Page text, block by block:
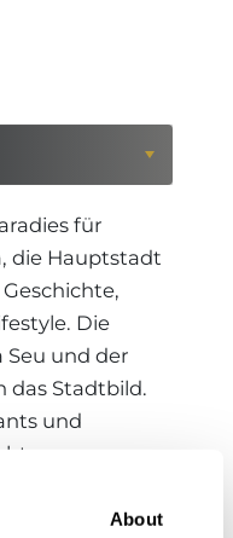
About
für
die Hauptstadt
Die
Seu und der
das Stadtbild.
und
und